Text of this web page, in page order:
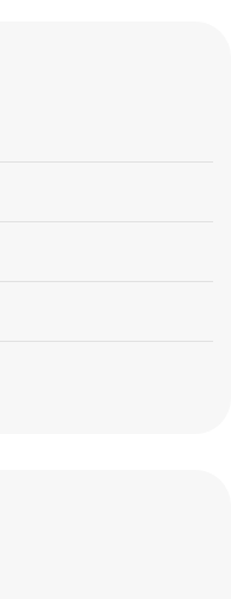
と犬の幸せな未来」を
と思います。命の行方
ただきたいサイトで